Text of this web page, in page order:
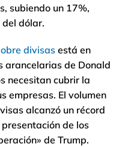
subiendo un 17%,
dólar.
divisas está en
arancelarias de Donald
necesitan cubrir la
empresas. El volumen
alcanzó un récord
de los
de Trump.